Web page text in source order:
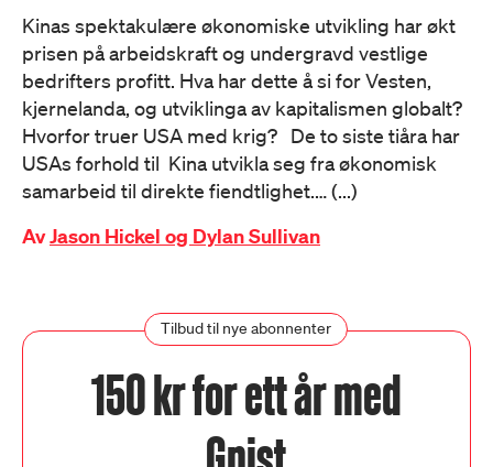
Kinas spektakulære økonomiske utvikling har økt
prisen på arbeidskraft og undergravd vestlige
bedrifters profitt. Hva har dette å si for Vesten,
kjernelanda, og utviklinga av kapitalismen globalt?
Hvorfor truer USA med krig? De to siste tiåra har
USAs forhold til Kina utvikla seg fra økonomisk
samarbeid til direkte fiendtlighet.… (...)
AvJason Hickel og Dylan Sullivan
Tilbud til nye abonnenter
150 kr for ett år med